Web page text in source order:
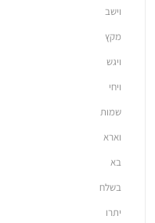
וישב
מקץ
ויגש
ויחי
שמות
וארא
בא
בשלח
יתרו